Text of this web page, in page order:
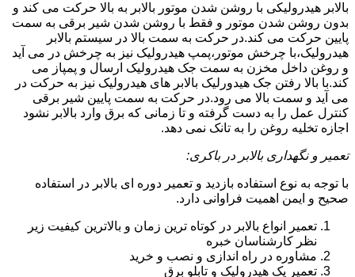
بالابر هیدرولیکی با روشن شدن موتور بالابر به بالا حرکت می کند و
بدون روشن شدن موتور و فقط با روشن شدن شیر برقی به سمت
پایین حرکت می کند.در حرکت به سمت بالا در سیستم بالابر
هیدرولیک،با چرخش موتور،پمپ هیدرولیک نیز به چرخش در می آید
و روغن داخل مخزن به سمت جک هیدرولیک ارسال و پمپاز می
کند.با بالا رفتن جک هیدورلیک بالابر های هیدرولیک نیز به حرکت در
می آید و سمت بالا می رود.در حرکت به سمت پایین شیر برقی
کنترل عمل را به دست گرفته و تا زمانی که برق وارد بالابر نشود
اجازه تخلیه روغن را به تانک نمی دهد.
تعمیر و نگهداری بالابر در باکری:
با توجه به نوع استفاده بازدید و تعمیر دوره ای بالابر در استفاده
صحیح و ایمن اهمیت فراوانی دارد.
تعمیر انواع بالابر در کوتاه ترین زمان و بالاترین کیفیت زیر
نظر کارشناسان خبره
مشاوره در راه اندازی و نصب و خرید
تعمیر پک هیدرولیک و تابلو برق